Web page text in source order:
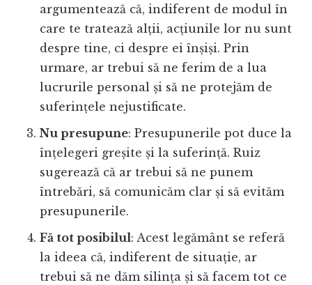
argumentează că, indiferent de modul în
care te tratează alții, acțiunile lor nu sunt
despre tine, ci despre ei înșiși. Prin
urmare, ar trebui să ne ferim de a lua
lucrurile personal și să ne protejăm de
suferințele nejustificate.
Nu presupune: Presupunerile pot duce la
înțelegeri greșite și la suferință. Ruiz
sugerează că ar trebui să ne punem
întrebări, să comunicăm clar și să evităm
presupunerile.
Fă tot posibilul: Acest legământ se referă
la ideea că, indiferent de situație, ar
trebui să ne dăm silința și să facem tot ce